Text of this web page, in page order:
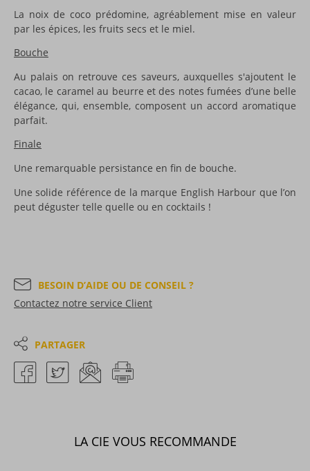
La noix de coco prédomine, agréablement mise en valeur
par les épices, les fruits secs et le miel.
Bouche
Au palais on retrouve ces saveurs, auxquelles s'ajoutent le
cacao, le caramel au beurre et des notes fumées d’une belle
élégance, qui, ensemble, composent un accord aromatique
parfait.
Finale
Une remarquable persistance en fin de bouche.
Une solide référence de la marque English Harbour que l’on
peut déguster telle quelle ou en cocktails !
BESOIN D’AIDE OU DE CONSEIL ?
Contactez notre service Client
PARTAGER
LA CIE VOUS RECOMMANDE